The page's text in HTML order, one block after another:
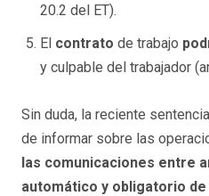
20.2 del ET).
El contrato de trabajo
y culpable del trabajador
Sin duda, la reciente
de informar sobre las
las comunicaciones entre
automático y obligatorio